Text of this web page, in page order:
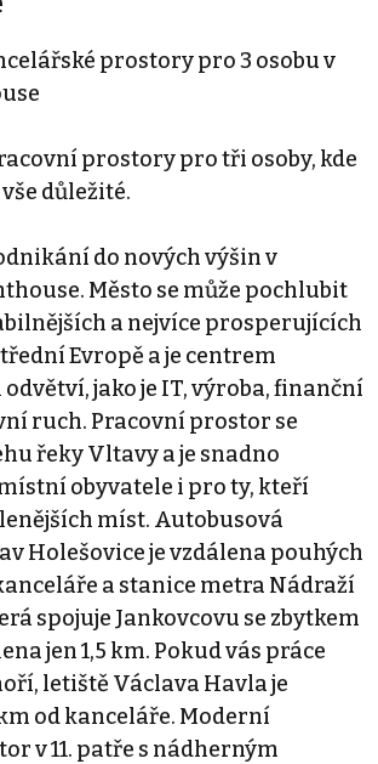
prostory pro 3 osobu v
prostory pro tři osoby, kde
důležité.
do nových výšin v
Město se může pochlubit
a nejvíce prosperujících
Evropě a je centrem
jako je IT, výroba, finanční
ruch. Pracovní prostor se
řeky Vltavy a je snadno
obyvatele i pro ty, kteří
míst. Autobusová
Holešovice je vzdálena pouhých
a stanice metra Nádraží
spojuje Jankovcovu se zbytkem
jen 1,5 km. Pokud vás práce
letiště Václava Havla je
od kanceláře. Moderní
v 11. patře s nádherným